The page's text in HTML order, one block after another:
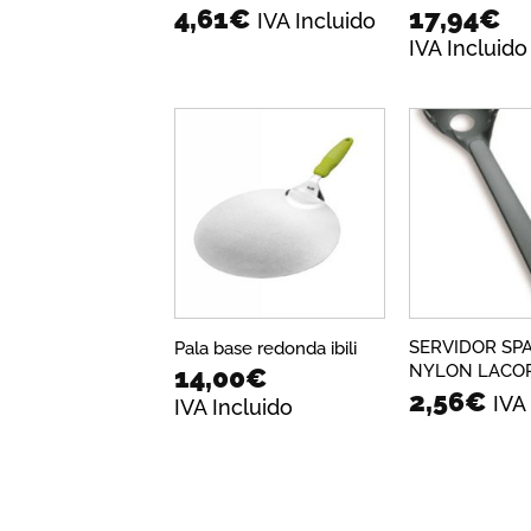
4,61€ IVA Incluido 17,94€
IVA Incluido
Añadir
lista de
deseos
Pala base redonda ibili
14,00€
IVA Incluido
SERVIDOR
NYLON
2,56€